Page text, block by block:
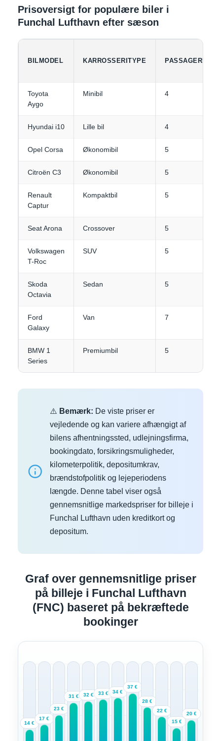
Prisoversigt for populære biler i
Funchal Lufthavn efter sæson
BILMODEL KARROSSERITYPE PASSAGERER
Toyota
Aygo
Minibil 4
Hyundai i10 Lille bil 4
Opel Corsa Økonomibil 5
Citroën C3 Økonomibil 5
Renault
Captur
Kompaktbil 5
Seat Arona Crossover 5
Volkswagen
T-Roc
SUV 5
Skoda
Octavia
Sedan 5
Ford
Galaxy
Van 7
BMW 1
Series
Premiumbil 5
⚠️ Bemærk: De viste priser er
vejledende og kan variere afhængigt af
bilens afhentningssted, udlejningsfirma,
bookingdato, forsikringsmuligheder,
kilometerpolitik, depositumkrav,
brændstofpolitik og lejeperiodens
længde. Denne tabel viser også
gennemsnitlige markedspriser for billeje i
Funchal Lufthavn uden kreditkort og
depositum.
Graf over gennemsnitlige priser
på billeje i Funchal Lufthavn
(FNC) baseret på bekræftede
bookinger
14 €
17 €
23 €
31 € 32 € 33 € 34 €
37 €
28 €
22 €
15 €
20 €